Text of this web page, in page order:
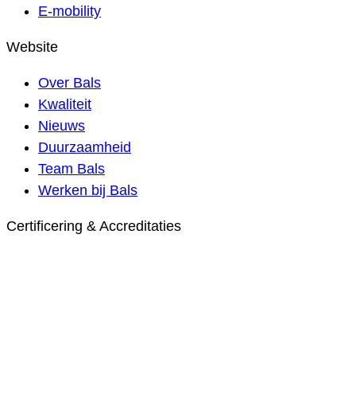
E-mobility
Website
Over Bals
Kwaliteit
Nieuws
Duurzaamheid
Team Bals
Werken bij Bals
Certificering & Accreditaties